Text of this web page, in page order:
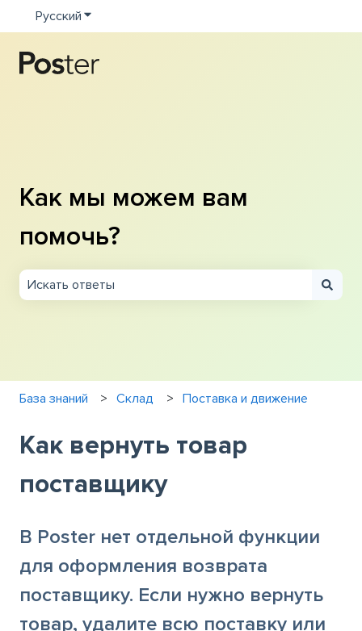
Русский Показать подменю для переводов
Как мы можем вам
помочь?
База знаний Склад Поставка и движение
Как вернуть товар
поставщику
В Poster нет отдельной функции
для оформления возврата
поставщику. Если нужно вернуть
товар, удалите всю поставку или